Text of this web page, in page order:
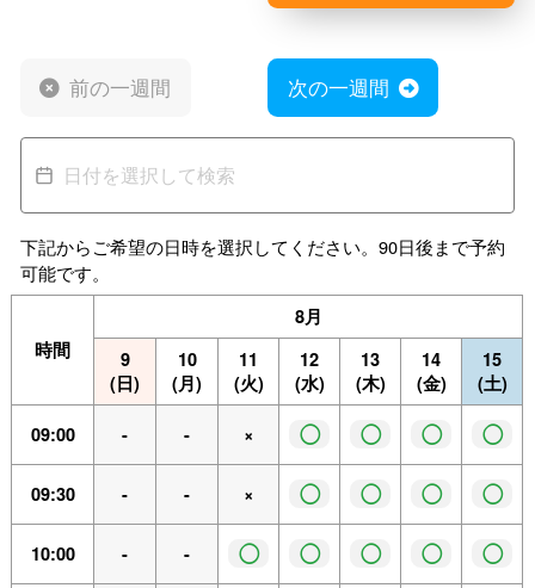
前の一週間 次の一週間
下記からご希望の日時を選択してください。90日後まで予約
可能です。
時間
8月
9
(日)
10
(月)
11
(火)
12
(水)
13
(木)
14
(金)
15
(土)
09:00 - - × ◯ ◯ ◯ ◯
09:30 - - × ◯ ◯ ◯ ◯
10:00 - - ◯ ◯ ◯ ◯ ◯